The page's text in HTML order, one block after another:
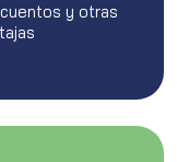
y otras